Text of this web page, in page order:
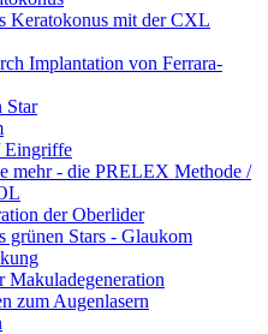
Keratokonus mit der CXL
Implantation von Ferrara-
Star
Eingriffe
mehr - die PRELEX Methode /
der Oberlider
grünen Stars - Glaukom
Makuladegeneration
zum Augenlasern